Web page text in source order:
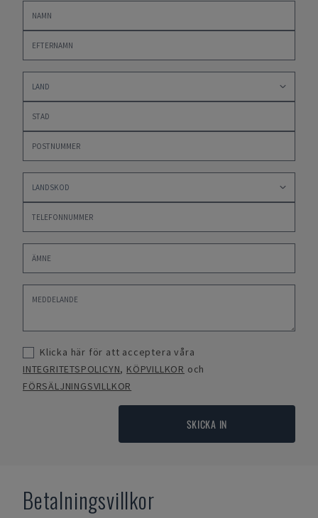
Klicka här för att acceptera våra
INTEGRITETSPOLICYN, KÖPVILLKOR och
FÖRSÄLJNINGSVILLKOR
SKICKA IN
Betalningsvillkor